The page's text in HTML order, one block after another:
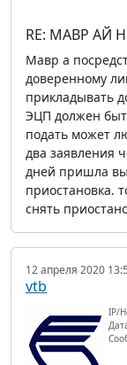
RE: МАВР АЙ
Мавр а
доверенному
прикладывать
ЭЦП должен
подать может
два заявления
дней пришла
приостановка.
снять
12 апреля 2020
vtb
IP/